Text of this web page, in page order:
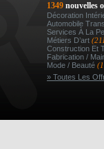
1349 nouvelles
Décoration
Automobile
Services À La
Métiers D’art
Construction Et
Fabrication /
Mode / Beauté
» Toutes Les